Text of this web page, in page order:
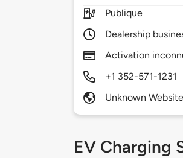
Publique
Dealership
Activation
+1 352-571-1231
Unknown Website
EV Charging